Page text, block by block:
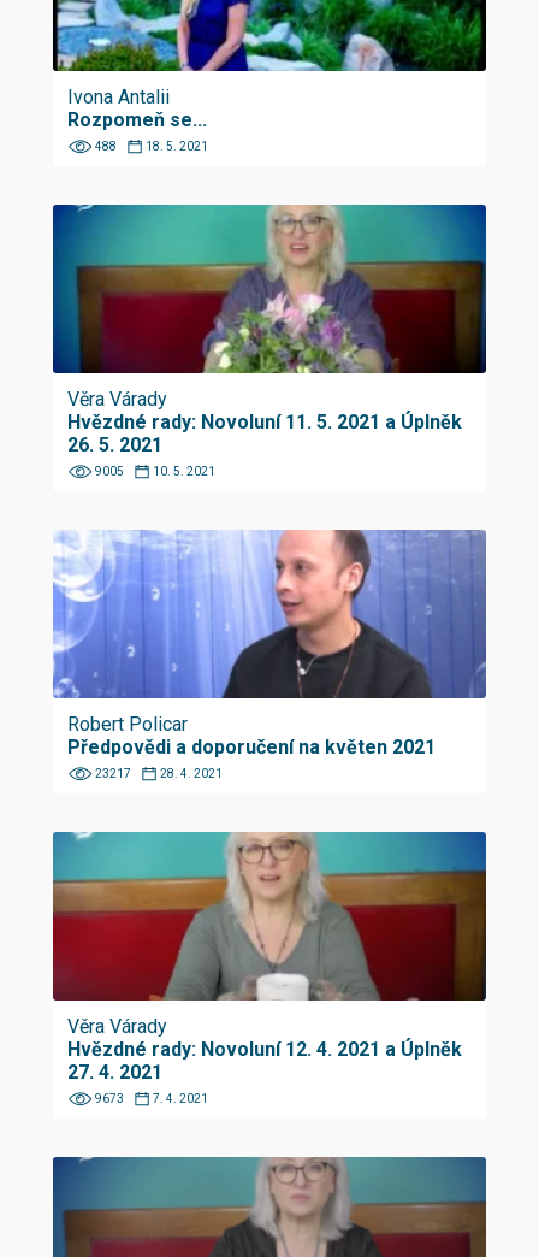
Ivona Antalii
Rozpomeň se...
488 18. 5. 2021
Věra Várady
Hvězdné rady: Novoluní 11. 5. 2021 a Úplněk
26. 5. 2021
9005 10. 5. 2021
Robert Policar
Předpovědi a doporučení na květen 2021
23217 28. 4. 2021
Věra Várady
Hvězdné rady: Novoluní 12. 4. 2021 a Úplněk
27. 4. 2021
9673 7. 4. 2021